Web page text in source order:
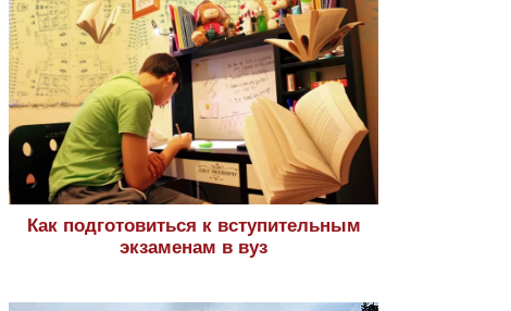
Как подготовиться к вступительным
экзаменам в вуз